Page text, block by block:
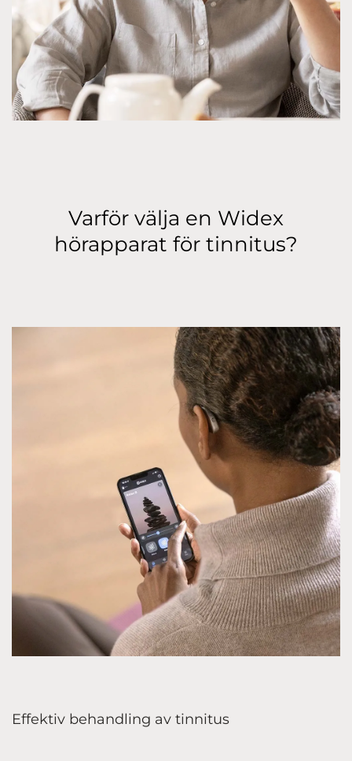
Varför välja en Widex
hörapparat för tinnitus?
Effektiv behandling av tinnitus